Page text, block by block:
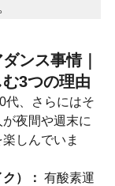
ンス事情｜
3つの理由
代、さらにはそ
夜間や週末に
しんでいま
）： 有酸素運